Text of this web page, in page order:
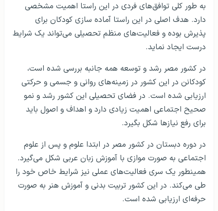
به طور کلی توافق‌های فردی در این راستا اهمیت مشخصی
دارد. هدف اصلی در این راستا آماده سازی کودکان برای
پذیرش بوده و فعالیت‌های منظم تحصیلی می‌تواند یک شرایط
درست ایجاد نماید.
در کشور مصر رشد و توسعه همه جانبه بررسی شده است،
کودکانن در این کشور در زمینه‌های روانی و جسمی و حرکتی
ارزیابی شده است. در فضای تحصیلی این کشور رشد و نمو
صحیح اجتماعی اهمیت زیادی دارد و اهداف و اصول باید
برای رفع نیازها شکل بگیرد.
در دوره دبستان در کشور مصر در ابتدا علوم و پس از علوم
اجتماعی به صورت موازی با آموزش زبان عربی شکل می‌گیرد.
همینطور یک سری فعالیت‌های عملی نیز شرایط خاص خود را
طی می‌کند. در این کشور تربیت بدنی و آموزش هنر به صورت
حرفه‌ای ارزیابی شده است.